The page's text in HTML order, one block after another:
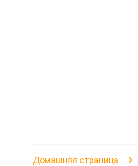
Домашняя страница